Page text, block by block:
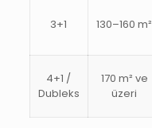
3+1 130–160 m²
4+1 /
Dubleks
170 m² ve
üzeri